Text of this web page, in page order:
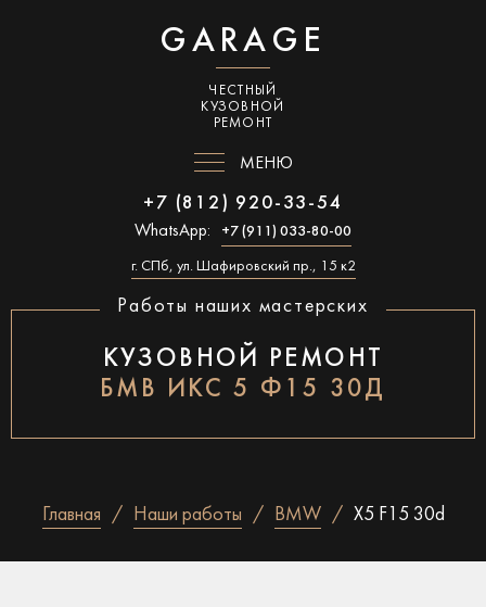
GARAGE
ЧЕСТНЫЙ
КУЗОВНОЙ
РЕМОНТ
МЕНЮ
+7 (812) 920-33-54
WhatsApp: +7 (911) 033-80-00
г. СПб, ул. Шафировский пр., 15 к2
Работы наших мастерских
КУЗОВНОЙ РЕМОНТ
БМВ ИКС 5 Ф15 30Д
Главная Наши работы BMW X5 F15 30d